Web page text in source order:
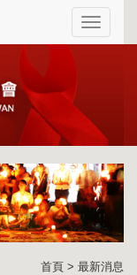
首頁 > 最新消息